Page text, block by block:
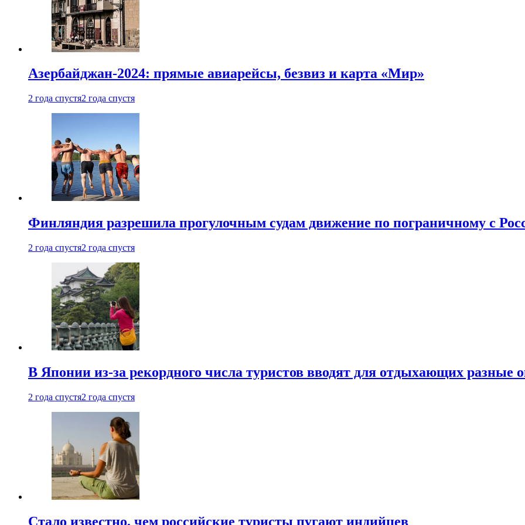
Азербайджан-2024: прямые авиарейсы, безвиз и карта «Мир»
2 года спустя2 года спустя
Финляндия разрешила прогулочным судам движение по пограничному с
2 года спустя2 года спустя
В Японии из-за рекордного числа туристов вводят для отдыхающих разные
2 года спустя2 года спустя
Стало известно, чем российские туристы пугают индийцев